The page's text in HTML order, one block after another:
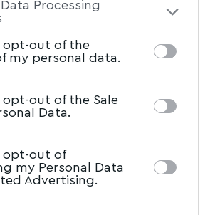
disclosure of your personal
participants. This
also be disclosed by us to
may further disclose it to
Processing
opt-out of the
my personal data.
out of the Sale
Data.
opt-out of
my Personal Data
Advertising.
Βόλου προς Αχ. Μπέο:
δεν θα περάσει!
"Μαχητικές και
ανακοινώθηκαν τα εξής: Το